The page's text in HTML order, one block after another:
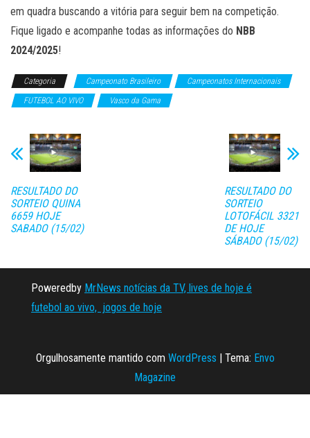
em quadra buscando a vitória para seguir bem na competição.
Fique ligado e acompanhe todas as informações do NBB
2024/2025!
Categoria Campeonato Brasileiro
Campeonatos Internacionais
FUTEBOL AO VIVO
Vasco da Gama
RESULTADO DO
SORTEIO QUINA
6659 HOJE
SABADO (15/02)
RESULTADO DO
SORTEIO
LOTOFÁCIL 3321
DE HOJE
SÁBADO (15/02)
Poweredby MrNews notícias da TV, lives de hoje é
futebol ao vivo, jogos de hoje
Orgulhosamente mantido com WordPress | Tema: Envo
Magazine